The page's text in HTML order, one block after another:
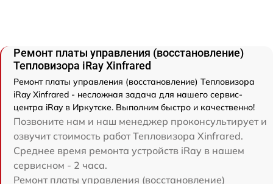
Ремонт платы управления (восстановление)
Тепловизора iRay Xinfrared
Ремонт платы управления (восстановление) Тепловизора
iRay Xinfrared - несложная задача для нашего сервис-
центра iRay в Иркутске. Выполним быстро и качественно!
Позвоните нам и наш менеджер проконсультирует и
озвучит стоимость работ Тепловизора Xinfrared.
Среднее время ремонта устройств iRay в нашем
сервисном - 2 часа.
Ремонт платы управления (восстановление)